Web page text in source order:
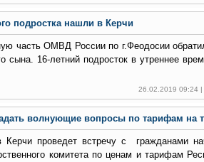
подростка нашли в Керчи
часть ОМВД России по г.Феодосии
сына. 16-летний подросток в утреннее
26.02.2019 09:24 |
волнующие вопросы по тарифам на
проведет встречу с гражданами
комитета по ценам и тарифам